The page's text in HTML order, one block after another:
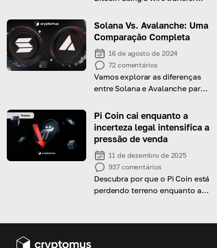
Solana Vs. Avalanche: Uma
Comparação Completa
16 de agosto de 2024
72 comentários
Vamos explorar as diferenças
entre Solana e Avalanche para
melhor a você!
Pi Coin cai enquanto a
incerteza legal intensifica a
pressão de venda
11 de dezembro de 2025
937 comentários
Descubra por que o Pi Coin está
perdendo terreno enquanto a
influenciam seu preço.